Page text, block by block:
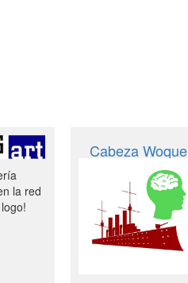
la red
Cabeza Woque